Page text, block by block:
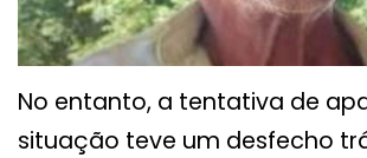
No entanto, a tentativa de
situação teve um desfecho